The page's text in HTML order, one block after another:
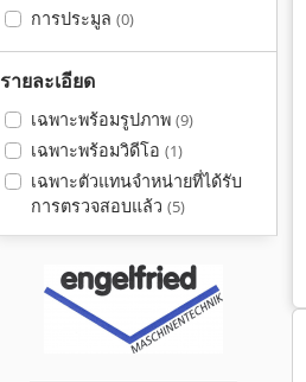
การประมูล (0)
รายละเอียด
เฉพาะพร้อมรูปภาพ (9)
เฉพาะพร้อมวิดีโอ (1)
เฉพาะตัวแทนจำหน่ายที่ได้รับ
การตรวจสอบแล้ว (5)